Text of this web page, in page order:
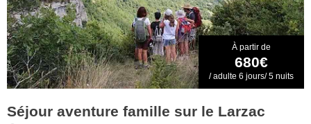
À partir de
680€
/ adulte 6 jours/ 5 nuits
Séjour aventure famille sur le Larzac